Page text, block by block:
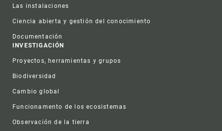
Las instalaciones
Ciencia abierta y gestión del conocimiento
Documentación
INVESTIGACIÓN
Proyectos, herramientas y grupos
Biodiversidad
Cambio global
Funcionamento de los ecosistemas
Observación de la tierra